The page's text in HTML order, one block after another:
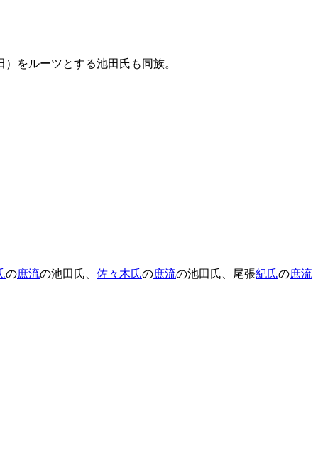
）をルーツとする池田氏も同族。
の庶流の池田氏、 佐々木氏の庶流の池田氏、尾張紀氏の庶流